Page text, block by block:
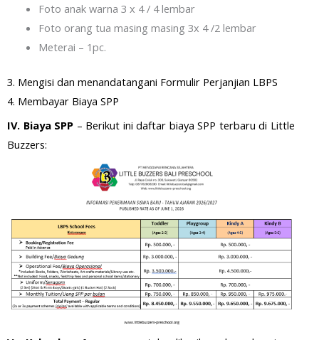
Foto anak warna 3 x 4 / 4 lembar
Foto orang tua masing masing 3x 4 /2 lembar
Meterai – 1pc.
3. Mengisi dan menandatangani Formulir Perjanjian LBPS
4. Membayar Biaya SPP
IV. Biaya SPP – Berikut ini daftar biaya SPP terbaru di Little
Buzzers: